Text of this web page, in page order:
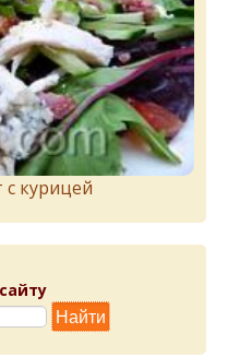
с курицей